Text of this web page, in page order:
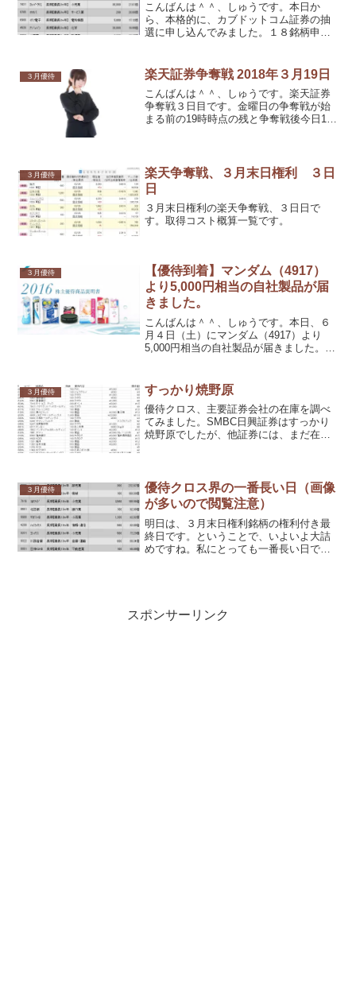
こんばんは＾＾、しゅうです。本日か
ら、本格的に、カブドットコム証券の抽
選に申し込んでみました。１８銘柄申し
３月優待 楽天証券争奪戦 2018年３月19日
こんばんは＾＾、しゅうです。楽天証券
争奪戦３日目です。金曜日の争奪戦が始
まる前の19時時点の残と争奪戦後今日12
３月優待
楽天争奪戦、３月末日権利 ３日
日
３月末日権利の楽天争奪戦、３日日で
す。取得コスト概算一覧です。
３月優待
【優待到着】マンダム（4917）
より5,000円相当の自社製品が届
きました。
こんばんは＾＾、しゅうです。本日、６
月４日（土）にマンダム（4917）より
5,000円相当の自社製品が届きました。結
３月優待 すっかり焼野原
優待クロス、主要証券会社の在庫を調べ
てみました。SMBC日興証券はすっかり
焼野原でしたが、他証券には、まだ在庫
３月優待
優待クロス界の一番長い日（画像
が多いので閲覧注意）
明日は、３月末日権利銘柄の権利付き最
終日です。ということで、いよいよ大詰
めですね。私にとっても一番長い日で、
スポンサーリンク